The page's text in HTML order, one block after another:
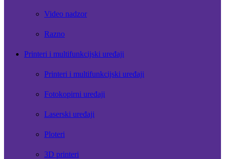
Video nadzor
Razno
Printeri i multifunkcijski uređaji
Printeri i multifunkcijski uređaji
Fotokopirni uređaji
Laserski uređaji
Ploteri
3D printeri